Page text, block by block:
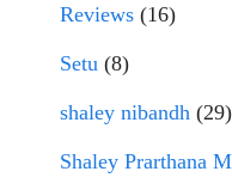
Reviews (16)
Setu (8)
shaley nibandh (29)
Shaley Prarthana